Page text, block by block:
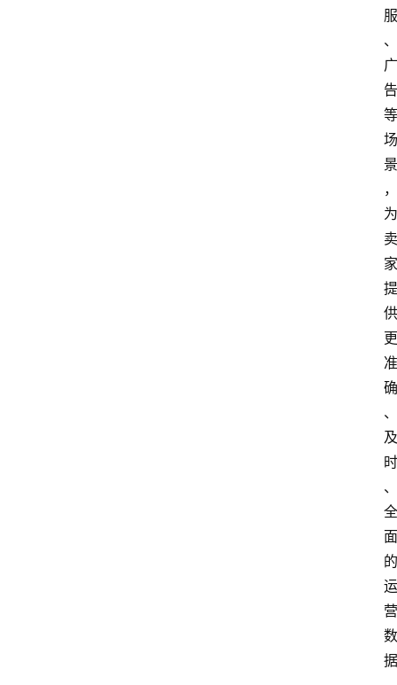
服
、
广
告
等
场
景
，
为
卖
家
提
供
更
准
确
、
及
时
、
全
面
的
运
营
数
据